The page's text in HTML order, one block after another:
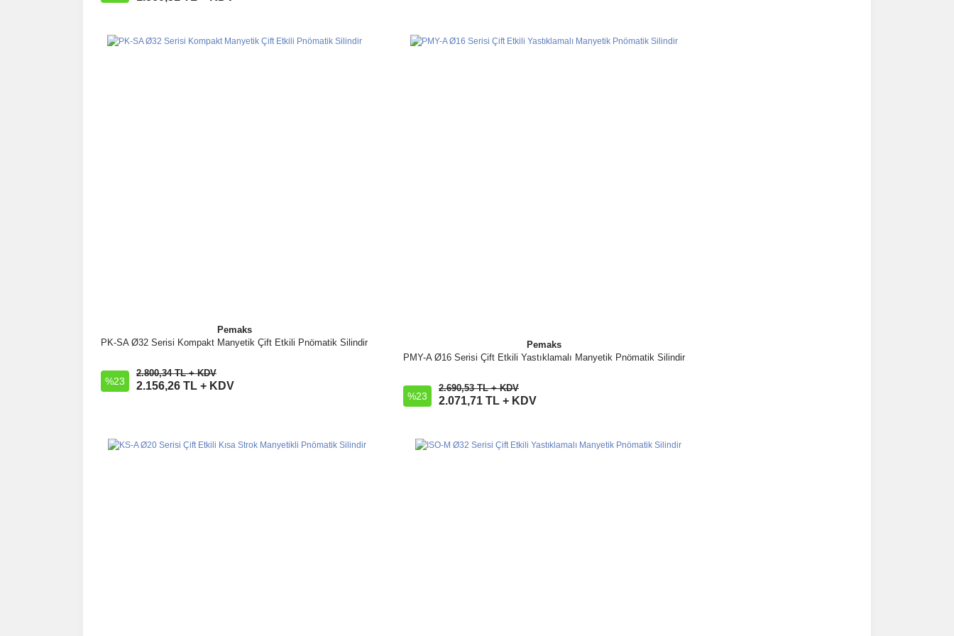
Pemaks
PK-SA Ø32 Serisi Kompakt Manyetik Çift Etkili Pnömatik Silindir
%23
2.800,34 TL + KDV
2.156,26 TL + KDV
İncele
Sepete Ekle
Pemaks
PMY-A Ø16 Serisi Çift Etkili Yastıklamalı Manyetik Pnömatik Silindir
%23
2.690,53 TL + KDV
2.071,71 TL + KDV
İncele
Sepete Ekle